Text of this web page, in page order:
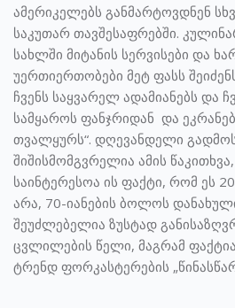
ამერიკელებს განმარტოვდნენ
საკუთარ თავშესაფრებში.
სახლში მიტანის სერვისები და
უერთიერთობები მეტ ფასს
ჩვენს საყვარელ ადამიანებს და
სამყაროს ფანჯრიდან და
თვალყურს“. დღევანდელი
შიშისმომგვრელია ამის
საინტერესოა ის ფაქტი, რომ ეს
არა, 70-იანების ბოლოს
შეუძლებელია ზუსტად
ცვლილების წელი, მაგრამ
ტრენდ ფორკასტერების